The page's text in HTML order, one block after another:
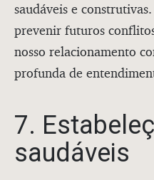
saudáveis e
prevenir futuros
nosso relacionamento
profunda de
7.
saudáveis